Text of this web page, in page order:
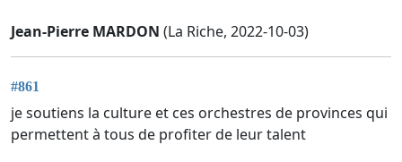
Jean-Pierre MARDON (La Riche, 2022-10-03)
#861
je soutiens la culture et ces orchestres de provinces qui
permettent à tous de profiter de leur talent